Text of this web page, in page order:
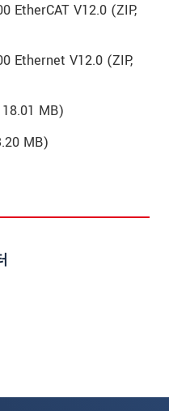
EtherCAT V12.0 (ZIP,
Ethernet V12.0 (ZIP,
18.01 MB)
MB)